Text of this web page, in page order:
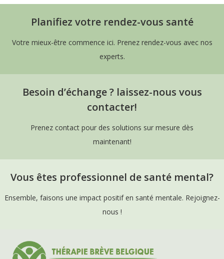
Planifiez votre rendez-vous santé
Votre mieux-être commence ici. Prenez rendez-vous avec nos
experts.
Besoin d’échange ? laissez-nous vous
contacter!
Prenez contact pour des solutions sur mesure dès
maintenant!
Vous êtes professionnel de santé mental?
Ensemble, faisons une impact positif en santé mentale. Rejoignez-
nous !